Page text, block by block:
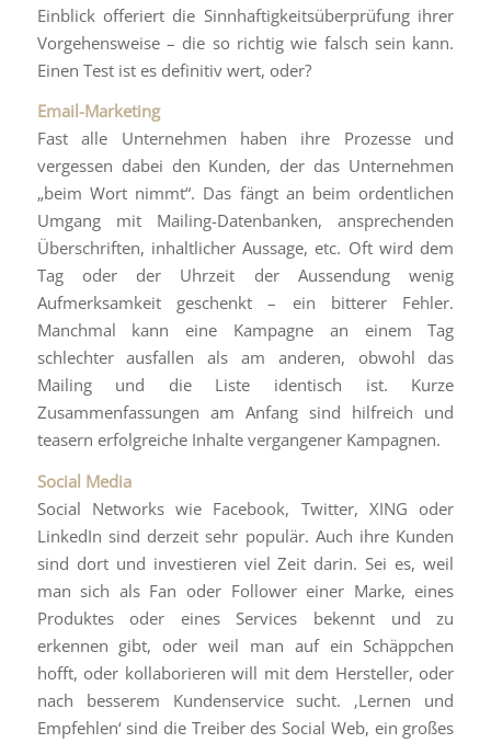
Einblick offeriert die Sinnhaftigkeitsüberprüfung ihrer
Vorgehensweise – die so richtig wie falsch sein kann.
Einen Test ist es definitiv wert, oder?
Email-Marketing
Fast alle Unternehmen haben ihre Prozesse und
vergessen dabei den Kunden, der das Unternehmen
„beim Wort nimmt“. Das fängt an beim ordentlichen
Umgang mit Mailing-Datenbanken, ansprechenden
Überschriften, inhaltlicher Aussage, etc. Oft wird dem
Tag oder der Uhrzeit der Aussendung wenig
Aufmerksamkeit geschenkt – ein bitterer Fehler.
Manchmal kann eine Kampagne an einem Tag
schlechter ausfallen als am anderen, obwohl das
Mailing und die Liste identisch ist. Kurze
Zusammenfassungen am Anfang sind hilfreich und
teasern erfolgreiche Inhalte vergangener Kampagnen.
Social Media
Social Networks wie Facebook, Twitter, XING oder
LinkedIn sind derzeit sehr populär. Auch ihre Kunden
sind dort und investieren viel Zeit darin. Sei es, weil
man sich als Fan oder Follower einer Marke, eines
Produktes oder eines Services bekennt und zu
erkennen gibt, oder weil man auf ein Schäppchen
hofft, oder kollaborieren will mit dem Hersteller, oder
nach besserem Kundenservice sucht. ‚Lernen und
Empfehlen‘ sind die Treiber des Social Web, ein großes